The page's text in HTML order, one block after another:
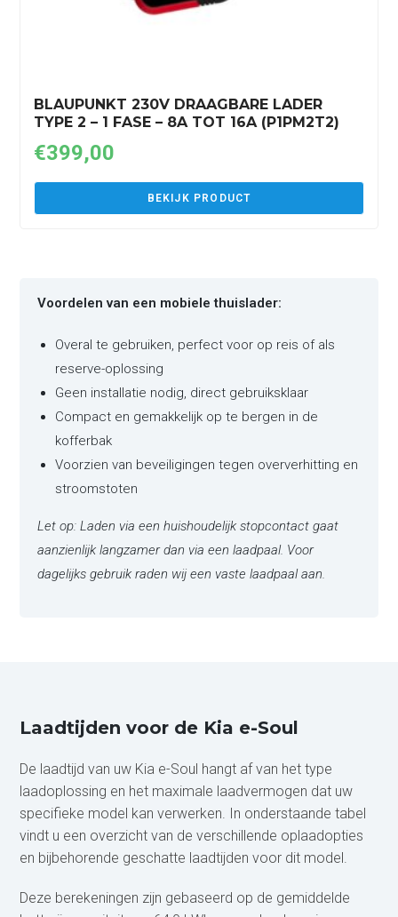
BLAUPUNKT 230V DRAAGBARE LADER
TYPE 2 – 1 FASE – 8A TOT 16A (P1PM2T2)
€399,00
BEKIJK PRODUCT
Voordelen van een mobiele thuislader:
Overal te gebruiken, perfect voor op reis of als
reserve-oplossing
Geen installatie nodig, direct gebruiksklaar
Compact en gemakkelijk op te bergen in de
kofferbak
Voorzien van beveiligingen tegen oververhitting en
stroomstoten
Let op: Laden via een huishoudelijk stopcontact gaat
aanzienlijk langzamer dan via een laadpaal. Voor
dagelijks gebruik raden wij een vaste laadpaal aan.
Laadtijden voor de Kia e-Soul
De laadtijd van uw Kia e-Soul hangt af van het type
laadoplossing en het maximale laadvermogen dat uw
specifieke model kan verwerken. In onderstaande tabel
vindt u een overzicht van de verschillende oplaadopties
en bijbehorende geschatte laadtijden voor dit model.
Deze berekeningen zijn gebaseerd op de gemiddelde